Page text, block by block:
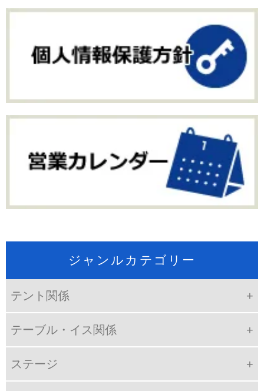
ジャンルカテゴリー
テント関係
テーブル・イス関係
ステージ